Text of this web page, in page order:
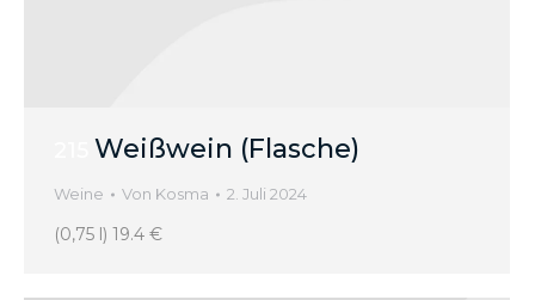
Weißwein (Flasche)
Weine Von Kosma 2. Juli 2024
(0,75 l) 19.4 €